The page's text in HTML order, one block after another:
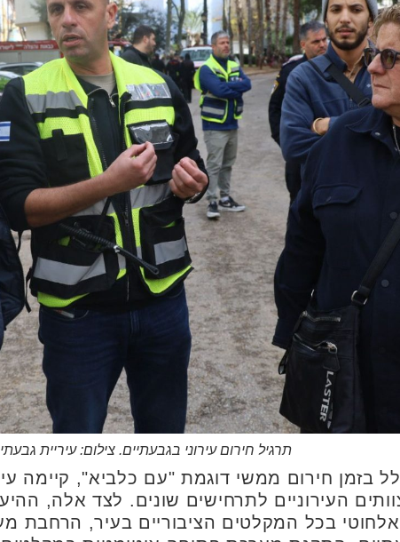
תרגיל חירום עירוני בגבעתיים. צילום: עיריית
בזמן חירום ממשי דוגמת "עם כלביא", קיימה
העירוניים לתרחישים שונים. לצד אלה,
בכל המקלטים הציבוריים בעיר, הרחבת